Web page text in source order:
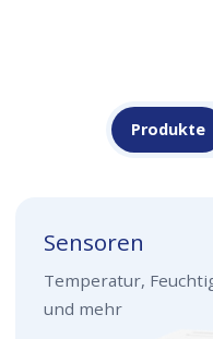
Produkte
Sensoren
Temperatur,
und mehr